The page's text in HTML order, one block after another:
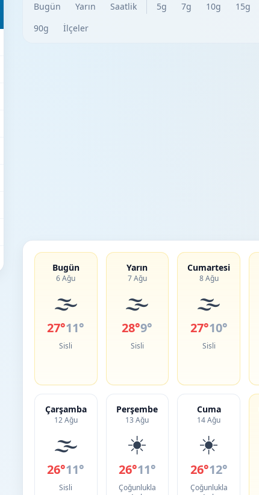
Bugün Yarın Saatlik 5g 7g 10g 15g
90g
İlçeler
Bugün
6 Ağu
🌫️
27°11°
Sisli
Yarın
7 Ağu
🌫️
28°9°
Sisli
Cumartesi
8 Ağu
🌫️
27°10°
Sisli
Çarşamba
12 Ağu
🌫️
26°11°
Sisli
Perşembe
13 Ağu
☀️
26°11°
Çoğunlukla
Cuma
14 Ağu
☀️
26°12°
Çoğunlukla